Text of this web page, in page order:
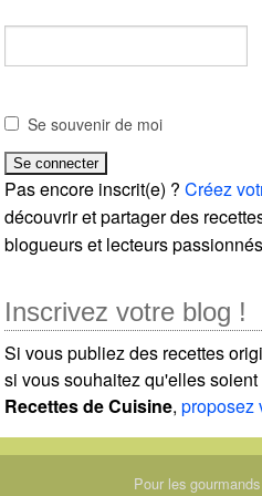
Se souvenir de moi
Pas encore inscrit(e) ?Créez
découvrir et partager des
blogueurs et lecteurs
Inscrivez votre blog !
Si vous publiez des recettes
si vous souhaitez qu'elles
Recettes de Cuisine,proposez
Pour les